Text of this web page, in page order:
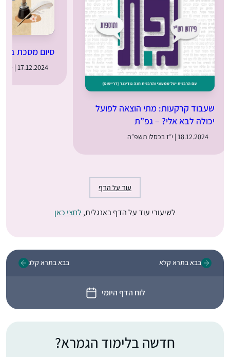
שעבוד קרקעות: מתי הוצאה לפועל
יכולה לבא אלי? – גפ”ת
18.12.2024 | י״ז בכסלו תשפ״ה
סיום מסכת
17.12.2024 | ט״ז בכסלו תשפ״ה
עוד על הדף
לשיעורי עוד על הדף באנגלית, לחצי כאן
בבא בתרא קלא
לוח הדף היומי
בבא בתרא קלג
חדשה בלימוד הגמרא?